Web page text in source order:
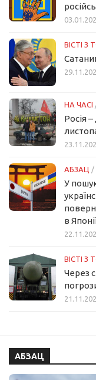
ВІСТІ З
НА ЧАСІ
Росія
АБЗАЦ /
У
в
ВІСТІ З
Через
АБЗАЦ